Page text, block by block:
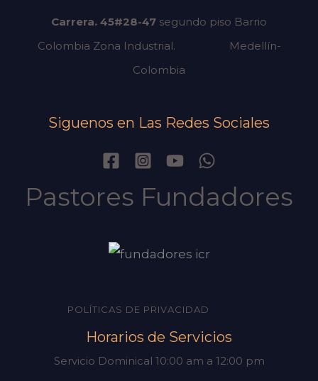
Carrera. 45#28-47 segundo piso Barrio
Colombia Zona Industrial.
Medellín-
Colombia
Siguenos en Las Redes Sociales
Pastores Fundadores
POLÍTICAS DE PRIVACIDAD
Horarios de Servicios
Servicio Dominical 10:00 am a 12:00 pm